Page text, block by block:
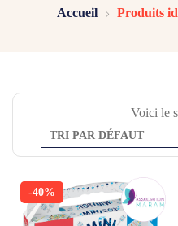
Accueil Produits
Voici le
-40%